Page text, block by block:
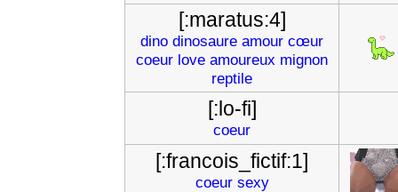
[:maratus:4]
dino dinosaure amour cœur
coeur love amoureux mignon
reptile
[:lo-fi]
coeur
[:francois_fictif:1]
coeur sexy